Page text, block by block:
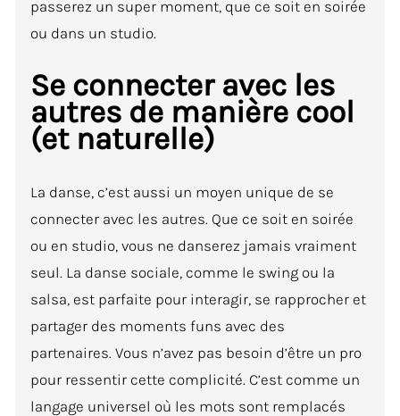
passerez un super moment, que ce soit en soirée
ou dans un studio.
Se connecter avec les
autres de manière cool
(et naturelle)
La danse, c’est aussi un moyen unique de se
connecter avec les autres. Que ce soit en soirée
ou en studio, vous ne danserez jamais vraiment
seul. La danse sociale, comme le swing ou la
salsa, est parfaite pour interagir, se rapprocher et
partager des moments funs avec des
partenaires. Vous n’avez pas besoin d’être un pro
pour ressentir cette complicité. C’est comme un
langage universel où les mots sont remplacés